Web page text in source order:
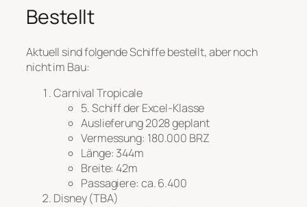
Bestellt
Aktuell sind folgende Schiffe bestellt, aber noch
nicht im Bau:
Carnival Tropicale
5. Schiff der Excel-Klasse
Auslieferung 2028 geplant
Vermessung: 180.000 BRZ
Länge: 344m
Breite: 42m
Passagiere: ca. 6.400
Disney (TBA)